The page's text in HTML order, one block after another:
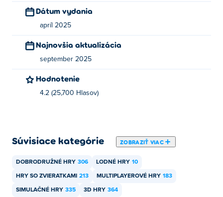
zariadeniach a počítačoch?
Fishing World je možné hrať na počítači a mobilných
zariadeniach, ako sú telefóny a tablety.
Dátum vydania
apríl 2025
Najnovšia aktualizácia
september 2025
Hodnotenie
4.2 (25,700 Hlasov)
Súvisiace kategórie ZOBRAZIŤ VIAC
DOBRODRUŽNÉ HRY 306 LODNÉ HRY 10
HRY SO ZVIERATKAMI 213 MULTIPLAYEROVÉ HRY 183
SIMULAČNÉ HRY 335 3D HRY 364